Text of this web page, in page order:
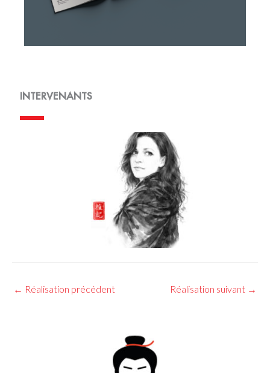
INTERVENANTS
← Réalisation précédent Réalisation suivant →